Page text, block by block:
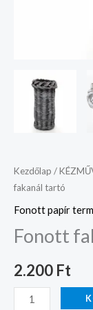
Kezdőlap /
fakanál tartó
Fonott papír
Fonott
2.200 Ft